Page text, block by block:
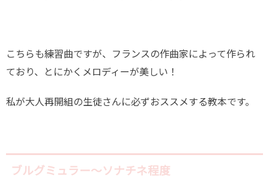
こちらも練習曲ですが、フランスの作曲家によって作られ
ており、とにかくメロディーが美しい！
私が大人再開組の生徒さんに必ずおススメする教本です。
ブルグミュラー～ソナチネ程度